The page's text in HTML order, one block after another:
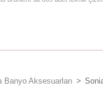
Banyo Aksesuarları >